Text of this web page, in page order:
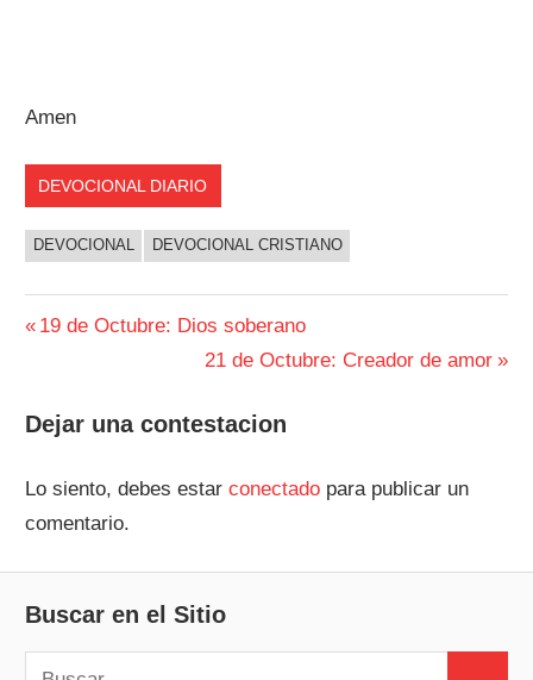
Amen
DEVOCIONAL DIARIO
DEVOCIONAL DEVOCIONAL CRISTIANO
Navegación
entradas
Entrada
19 de Octubre: Dios soberano
Siguiente
21 de Octubre: Creador de amor
Dejar una contestacion
Lo siento, debes estarconectado para publicar un
comentario.
Buscar en el Sitio
Buscar: